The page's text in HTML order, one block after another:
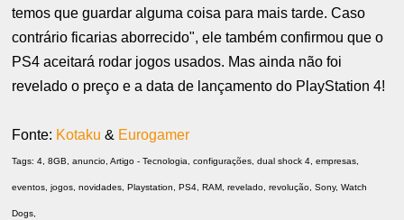
temos que guardar alguma coisa para mais tarde. Caso
contrário ficarias aborrecido", ele também confirmou que o
PS4 aceitará rodar jogos usados. Mas ainda não foi
revelado o preço e a data de lançamento do PlayStation 4!
Fonte: Kotaku & Eurogamer
Tags: 4, 8GB, anuncio, Artigo - Tecnologia, configurações, dual shock 4, empresas,
eventos, jogos, novidades, Playstation, PS4, RAM, revelado, revolução, Sony, Watch
Dogs,